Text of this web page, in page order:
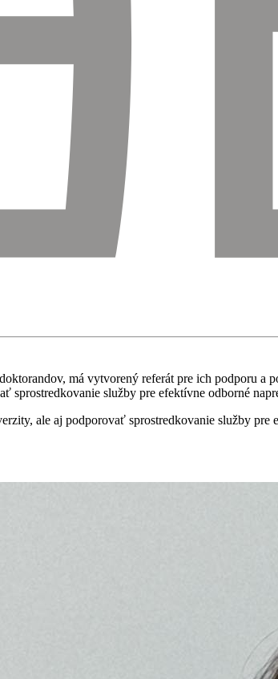
má vytvorený referát pre ich podporu a
služby pre efektívne odborné
ale aj podporovať sprostredkovanie služby pre